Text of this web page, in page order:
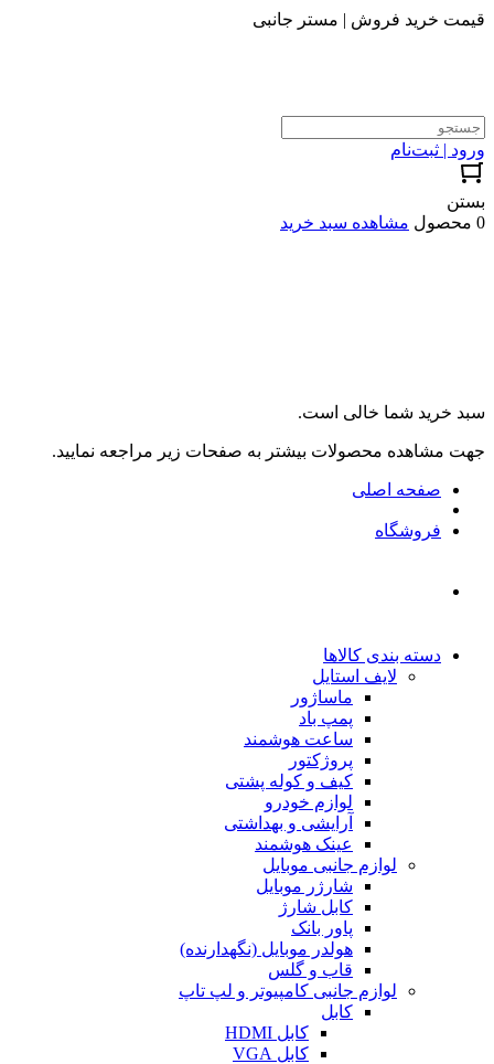
قیمت خرید فروش | مستر جانبی
ورود | ثبت‌نام
بستن
0 محصول
مشاهده سبد خرید
سبد خرید شما خالی است.
جهت مشاهده محصولات بیشتر به صفحات زیر مراجعه نمایید.
صفحه اصلی
فروشگاه
دسته بندی کالاها
لایف استایل
ماساژور
پمپ باد
ساعت هوشمند
پروژکتور
کیف و کوله پشتی
لوازم خودرو
آرایشی و بهداشتی
عینک هوشمند
لوازم جانبی موبایل
شارژر موبایل
کابل شارژ
پاور بانک
هولدر موبایل (نگهدارنده)
قاب و گلس
لوازم جانبی کامپیوتر و لپ تاپ
کابل
کابل HDMI
کابل VGA